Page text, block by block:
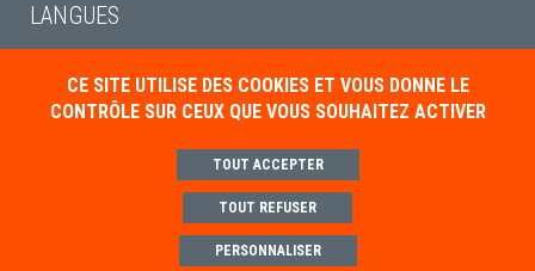
LANGUES
Italiano
Politique de gestion des cookies
CE SITE UTILISE DES COOKIES ET VOUS DONNE LE
CONTRÔLE SUR CEUX QUE VOUS SOUHAITEZ ACTIVER
TOUT ACCEPTER
TOUT REFUSER
PERSONNALISER